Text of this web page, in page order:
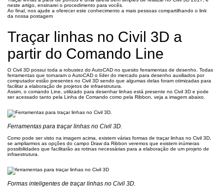
neste artigo, ensinarei o procedimento para vocês.
Ao final, nos ajude a oferecer este conhecimento a mais pessoas compartilhando o link
da nossa postagem
Traçar linhas no Civil 3D a
partir do Comando Line
O Civil 3D possui toda a robustez do AutoCAD no quesito ferramentas de desenho. Todas
ferramentas que tornaram o AutoCAD o líder do mercado para desenho auxiliados por
computador estão presentes no Civil 3D sendo que algumas delas foram otimizadas para
facilitar a elaboração de projetos de infraestrutura.
Assim, o comando Line, utilizado para desenhar linhas está presente no Civil 3D e pode
ser acessado tanto pela Linha de Comando como pela Ribbon, veja a imagem abaixo.
Ferramentas para traçar linhas no Civil 3D.
Como pode ser visto na imagem acima, existem várias formas de traçar linhas no Civil 3D,
se ampliarmos as opções do campo Draw da Ribbon veremos que existem inúmeras
possibilidades que facilitarão as rotinas necessárias para a elaboração de um projeto de
infraestrutura.
Formas inteligentes de traçar linhas no Civil 3D.